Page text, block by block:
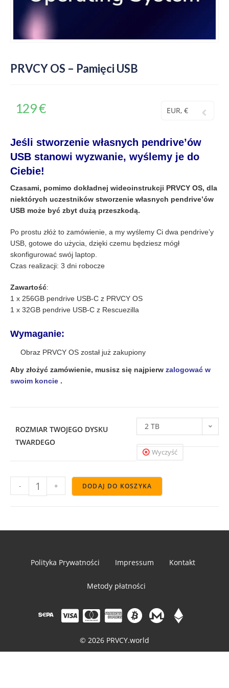
PRVCY OS – Pamięci USB
129€ EUR, €
Jeśli stworzenie własnych pendrive’ów
USB stanowi wyzwanie, wyślemy je do
Ciebie!
Czasami, pomimo dokładnej wideoinstrukcji PRVCY OS, dla
niektórych uczestników stworzenie własnych pendrive’ów
USB może być zbyt dużą przeszkodą.
Po prostu złóż to zamówienie, a my wyślemy Ci dwa pendrive’y
USB, gotowe do użycia, dzięki czemu będziesz mógł
skonfigurować swój laptop.
Czas realizacji: 3 dni robocze
Zawartość:
1 x 256GB pendrive USB-C z PRVCY OS
1 x 32GB pendrive USB-C z Rescuezilla
Wymaganie:
Obraz PRVCY OS został już zakupiony
Aby złożyć zamówienie, musisz się najpierw zalogować w
swoim koncie .
ROZMIAR TWOJEGO DYSKU
TWARDEGO
2 TB
Wyczyść
- + DODAJ DO KOSZYKA
Polityka Prywatności Impressum Kontakt
Metody płatności
© 2026 PRVCY.world